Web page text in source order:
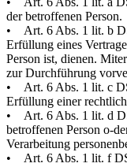
der betroffenen Person.
• Art. 6 Abs. 1 lit. b
Erfüllung eines
Person ist, dienen.
zur Durchführung
• Art. 6 Abs. 1 lit. c
Erfüllung einer
• Art. 6 Abs. 1 lit. d
betroffenen Person o-
Verarbeitung
• Art. 6 Abs. 1 lit. f